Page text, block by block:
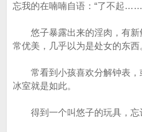
忘我的在喃喃自语：“了不起
悠子暴露出来的淫肉，有新
常优美，几乎以为是处女的东西
常看到小孩喜欢分解钟表，
冰室就是如此。
得到一个叫悠子的玩具，忘